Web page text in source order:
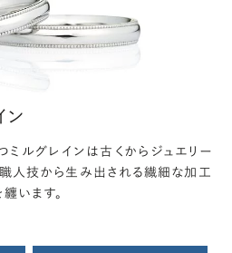
ン
ミルグレインは古くからジュエリー
人技から生み出される繊細な加工
います。